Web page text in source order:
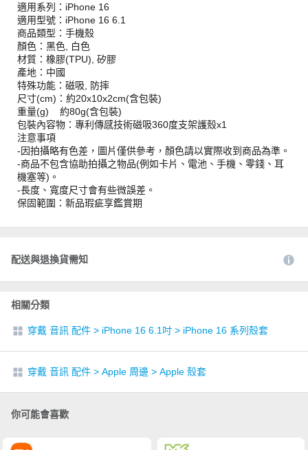
適用系列：iPhone 16
適用型號：iPhone 16 6.1
商品類型：手機殼
顏色：黑色, 白色
材質：橡膠(TPU), 矽膠
產地：中國
特殊功能：磁吸, 防摔
尺寸(cm)：約20x10x2cm(含包裝)
重量(g) 約80g(含包裝)
包裝內容物：專利傳感技術磁吸360度支架護殼x1
注意事項
-因拍攝略有色差，圖片僅供參考，顏色請以實際收到商品為準。
-商品不包含協助拍攝之物品(例如卡片、電池、手機、零錢、耳
機塞等)。
-長度、寬度尺寸會有些微誤差。
保固範圍：新品瑕疵享鑑賞期
配送與退換貨需知
相關分類
穿戴 音訊 配件 > iPhone 16 6.1吋 > iPhone 16 系列殼套
穿戴 音訊 配件 > Apple 周邊 > Apple 殼套
你可能會喜歡